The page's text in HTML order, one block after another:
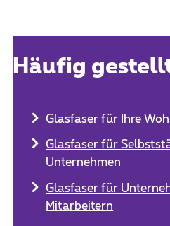
Häufig
Glasfaser für Ihre
Glasfaser für
Unternehmen
Glasfaser für
Mitarbeitern